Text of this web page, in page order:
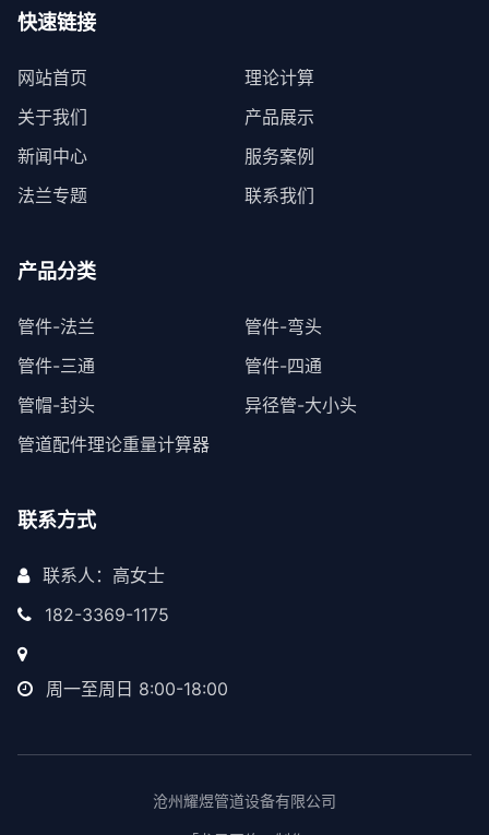
快速链接
网站首页
理论计算
关于我们
产品展示
新闻中心
服务案例
法兰专题
联系我们
产品分类
管件-法兰
管件-弯头
管件-三通
管件-四通
管帽-封头
异径管-大小头
管道配件理论重量计算器
联系方式
联系人：高女士
182-3369-1175
周一至周日 8:00-18:00
沧州耀煜管道设备有限公司